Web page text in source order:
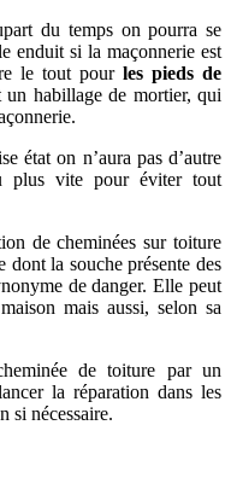
du temps on pourra se
enduit si la maçonnerie est
le tout pour les pieds de
un habillage de mortier, qui
état on n’aura pas d’autre
plus vite pour éviter tout
de cheminées sur toiture
dont la souche présente des
de danger. Elle peut
mais aussi, selon sa
de toiture par un
la réparation dans les
si nécessaire.